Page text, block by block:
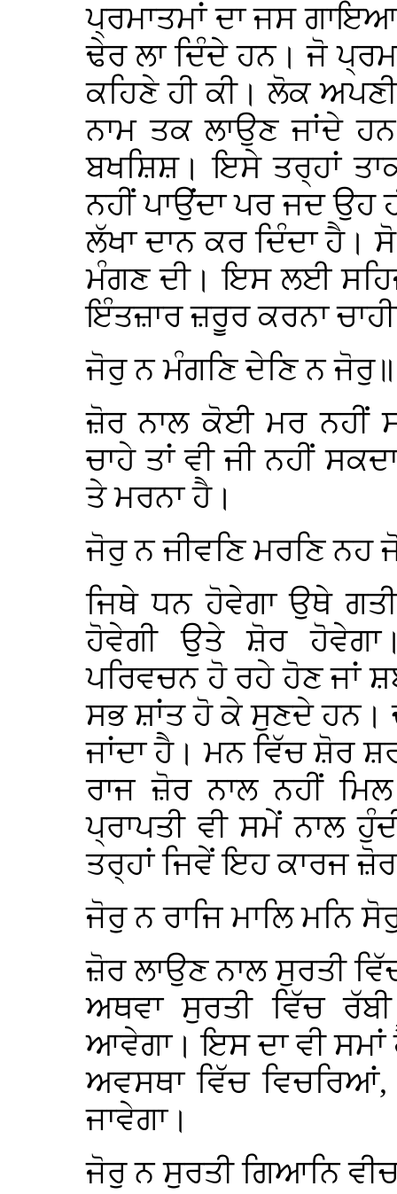
ਪ੍ਰਮਾਤਮਾਂ ਦਾ ਜਸ
ਢੇਰ ਲਾ ਦਿੰਦੇ ਹਨ। ਜੋ
ਕਹਿਣੇ ਹੀ ਕੀ। ਲੋਕ
ਨਾਮ ਤਕ ਲਾਉਣ ਜਾਂਦੇ
ਬਖਸ਼ਿਸ਼। ਇਸੇ ਤਰ੍ਹਾਂ
ਨਹੀਂ ਪਾਉਂਦਾ ਪਰ ਜਦ ਉਹ
ਲੱਖਾ ਦਾਨ ਕਰ ਦਿੰਦਾ ਹੈ।
ਮੰਗਣ ਦੀ। ਇਸ ਲਈ
ਇੰਤਜ਼ਾਰ ਜ਼ਰੂਰ ਕਰਨਾ
ਜੋਰੁ ਨ ਮੰਗਣਿ ਦੇਣਿ ਨ ਜੋਰੁ॥
ਜ਼ੋਰ ਨਾਲ ਕੋਈ ਮਰ ਨਹੀਂ
ਚਾਹੇ ਤਾਂ ਵੀ ਜੀ ਨਹੀਂ
ਤੇ ਮਰਨਾ ਹੈ।
ਜੋਰੁ ਨ ਜੀਵਣਿ ਮਰਣਿ ਨਹ
ਜਿਥੇ ਧਨ ਹੋਵੇਗਾ ਉਥੇ
ਹੋਵੇਗੀ ਉਤੇ ਸ਼ੋਰ
ਪਰਿਵਚਨ ਹੋ ਰਹੇ ਹੋਣ ਜਾਂ
ਸਭ ਸ਼ਾਂਤ ਹੋ ਕੇ ਸੁਣਦੇ ਹਨ।
ਜਾਂਦਾ ਹੈ। ਮਨ ਵਿੱਚ ਸ਼ੋਰ
ਰਾਜ ਜ਼ੋਰ ਨਾਲ ਨਹੀਂ
ਪ੍ਰਾਪਤੀ ਵੀ ਸਮੇਂ ਨਾਲ
ਤਰ੍ਹਾਂ ਜਿਵੇਂ ਇਹ ਕਾਰਜ
ਜੋਰੁ ਨ ਰਾਜਿ ਮਾਲਿ ਮਨਿ
ਜ਼ੋਰ ਲਾਉਣ ਨਾਲ ਸੁਰਤੀ
ਅਥਵਾ ਸੁਰਤੀ ਵਿੱਚ
ਆਵੇਗਾ। ਇਸ ਦਾ ਵੀ
ਅਵਸਥਾ ਵਿੱਚ
ਜਾਵੇਗਾ।
ਜੋਰੁ ਨ ਸੁਰਤੀ ਗਿਆਨਿ